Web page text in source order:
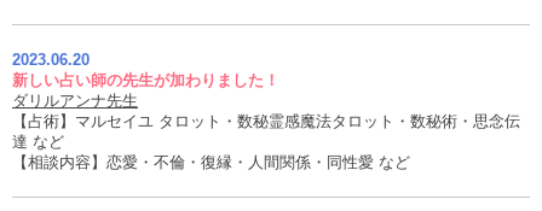
2023.06.20
新しい占い師の先生が加わりました！
ダリルアンナ先生
【占術】マルセイユ タロット・数秘霊感魔法タロット・数秘術・思念伝
達 など
【相談内容】恋愛・不倫・復縁・人間関係・同性愛 など